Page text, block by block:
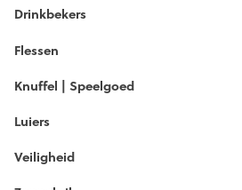
Drinkbekers
Flessen
Knuffel | Speelgoed
Luiers
Veiligheid